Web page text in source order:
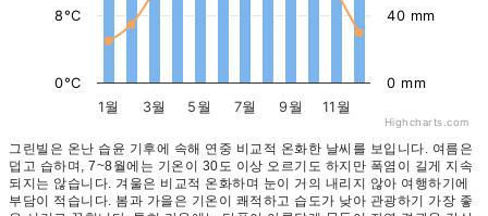
1월 3월 5월 7월 9월 11월
0°C
8°C
0 mm
40 mm
Highcharts.com
그린빌은 온난 습윤 기후에 속해 연중 비교적 온화한 날씨를 보입니다. 여름은
덥고 습하며, 7~8월에는 기온이 30도 이상 오르기도 하지만 폭염이 길게 지속
되지는 않습니다. 겨울은 비교적 온화하며 눈이 거의 내리지 않아 여행하기에
부담이 적습니다. 봄과 가을은 기온이 쾌적하고 습도가 낮아 관광하기 가장 좋